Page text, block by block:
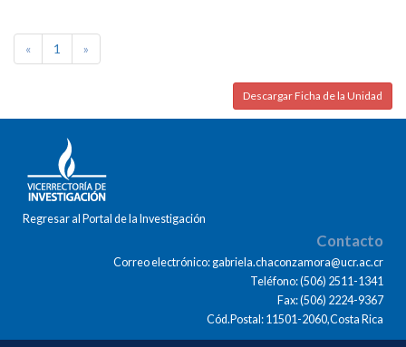
« 1 »
Descargar Ficha de la Unidad
Regresar al Portal de la Investigación
Contacto
Correo electrónico: gabriela.chaconzamora@ucr.ac.cr
Teléfono: (506) 2511-1341
Fax: (506) 2224-9367
Cód.Postal: 11501-2060,Costa Rica